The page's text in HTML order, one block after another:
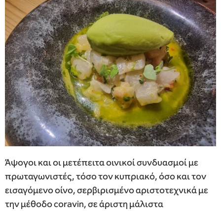
Άψογοι και οι μετέπειτα οινικοί συνδυασμοί με
πρωταγωνιστές, τόσο τον κυπριακό, όσο και τον
εισαγόμενο οίνο, σερβιρισμένο αριστοτεχνικά με
την μέθοδο coravin, σε άριστη μάλιστα